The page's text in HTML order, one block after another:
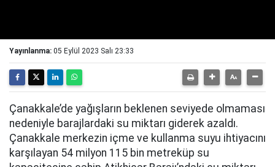
Yayınlanma: 05 Eylül 2023 Salı 23:33
Çanakkale’de yağışların beklenen seviyede olmaması
nedeniyle barajlardaki su miktarı giderek azaldı.
Çanakkale merkezin içme ve kullanma suyu ihtiyacını
karşılayan 54 milyon 115 bin metreküp su